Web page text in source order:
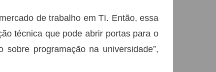
de trabalho em TI. Então, essa
técnica que pode abrir portas para o
programação na universidade”,